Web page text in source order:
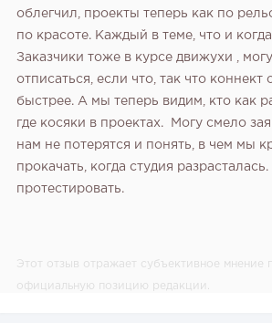
облегчил‚ проекты теперь как по
по красоте. Каждый в теме‚ что и
Заказчики тоже в курсе движухи ‚
отписаться‚ если что‚ так что
быстрее. А мы теперь видим‚ кто как
где косяки в проектах.
Могу смело
нам не потерятся и понять‚ в чем мы
прокачать‚ когда студия
протестировать.
Этот отзыв отражает субъективное мнение
официальную позицию редакции.